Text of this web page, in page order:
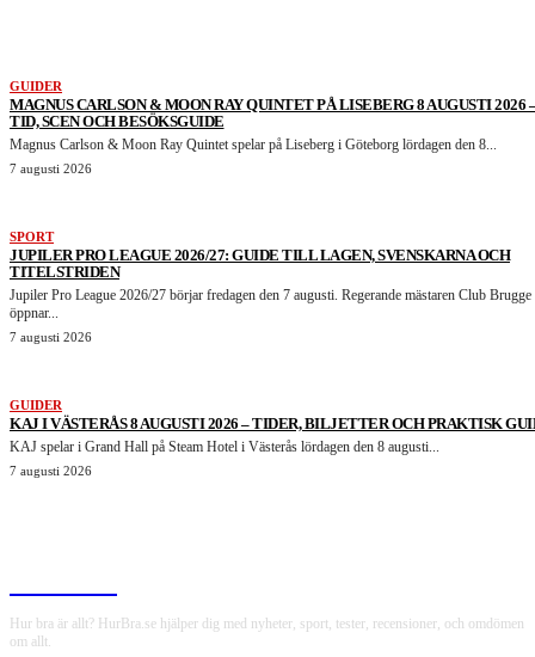
GUIDER
MAGNUS CARLSON & MOON RAY QUINTET PÅ LISEBERG 8 AUGUSTI 2026 –
TID, SCEN OCH BESÖKSGUIDE
Magnus Carlson & Moon Ray Quintet spelar på Liseberg i Göteborg lördagen den 8...
7 augusti 2026
SPORT
JUPILER PRO LEAGUE 2026/27: GUIDE TILL LAGEN, SVENSKARNA OCH
TITELSTRIDEN
Jupiler Pro League 2026/27 börjar fredagen den 7 augusti. Regerande mästaren Club Brugge
öppnar...
7 augusti 2026
GUIDER
KAJ I VÄSTERÅS 8 AUGUSTI 2026 – TIDER, BILJETTER OCH PRAKTISK
KAJ spelar i Grand Hall på Steam Hotel i Västerås lördagen den 8 augusti...
7 augusti 2026
Hur bra är allt? HurBra.se hjälper dig med nyheter, sport, tester, recensioner, och omdömen
om allt.